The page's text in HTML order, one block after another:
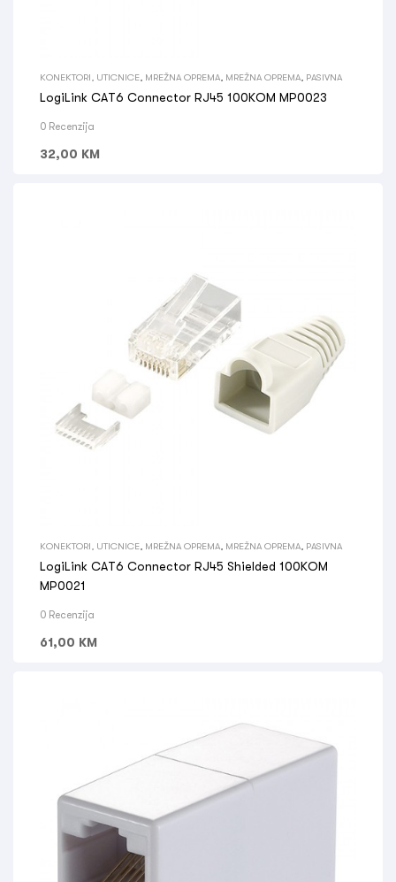
KONEKTORI, UTICNICE MREŽNA OPREMA MREŽNA OPREMA PASIVNA
LogiLink CAT6 Connector RJ45 100KOM MP0023
0 Recenzija
32,00 KM
KONEKTORI, UTICNICE MREŽNA OPREMA MREŽNA OPREMA PASIVNA
LogiLink CAT6 Connector RJ45 Shielded 100KOM
MP0021
0 Recenzija
61,00 KM